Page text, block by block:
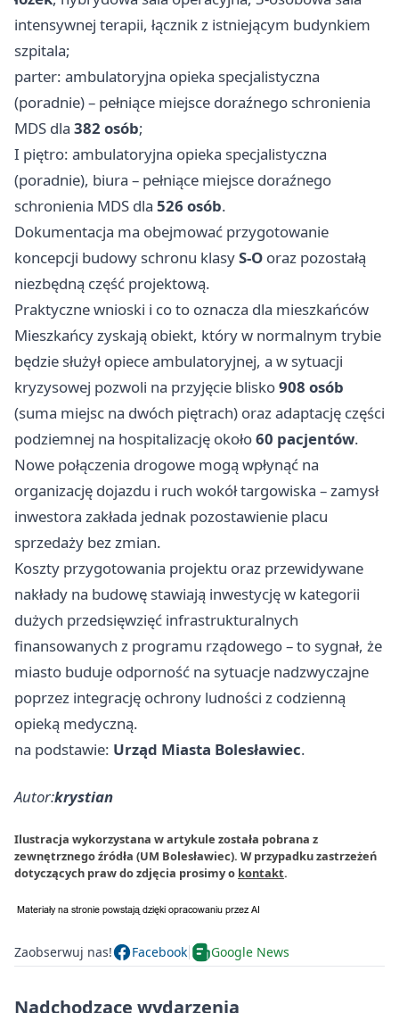
intensywnej terapii, łącznik z istniejącym budynkiem
szpitala;
parter: ambulatoryjna opieka specjalistyczna
(poradnie) – pełniące miejsce doraźnego schronienia
MDS dla 382 osób;
I piętro: ambulatoryjna opieka specjalistyczna
(poradnie), biura – pełniące miejsce doraźnego
schronienia MDS dla 526 osób.
Dokumentacja ma obejmować przygotowanie
koncepcji budowy schronu klasyS‑O oraz pozostałą
niezbędną część projektową.
Praktyczne wnioski i co to oznacza dla mieszkańców
Mieszkańcy zyskają obiekt, który w normalnym trybie
będzie służył opiece ambulatoryjnej, a w sytuacji
kryzysowej pozwoli na przyjęcie blisko908 osób
(suma miejsc na dwóch piętrach) oraz adaptację części
podziemnej na hospitalizację około60 pacjentów.
Nowe połączenia drogowe mogą wpłynąć na
organizację dojazdu i ruch wokół targowiska – zamysł
inwestora zakłada jednak pozostawienie placu
sprzedaży bez zmian.
Koszty przygotowania projektu oraz przewidywane
nakłady na budowę stawiają inwestycję w kategorii
dużych przedsięwzięć infrastrukturalnych
finansowanych z programu rządowego – to sygnał, że
miasto buduje odporność na sytuacje nadzwyczajne
poprzez integrację ochrony ludności z codzienną
opieką medyczną.
na podstawie: Urząd Miasta Bolesławiec.
Autor:krystian
Ilustracja wykorzystana w artykule została pobrana z
zewnętrznego źródła (UM Bolesławiec). W przypadku zastrzeżeń
dotyczących praw do zdjęcia prosimy o kontakt.
Zaobserwuj nas! Facebook Google News
Nadchodzące wydarzenia